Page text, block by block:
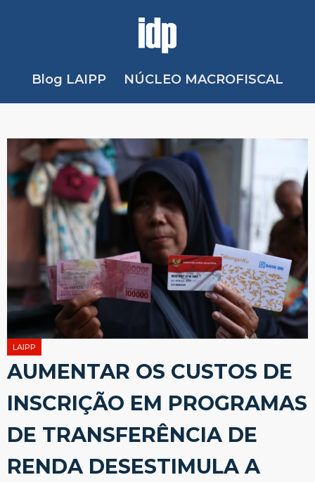
Blog LAIPP NÚCLEO MACROFISCAL
LAIPP
AUMENTAR OS CUSTOS DE
INSCRIÇÃO EM PROGRAMAS
DE TRANSFERÊNCIA DE
RENDA DESESTIMULA A